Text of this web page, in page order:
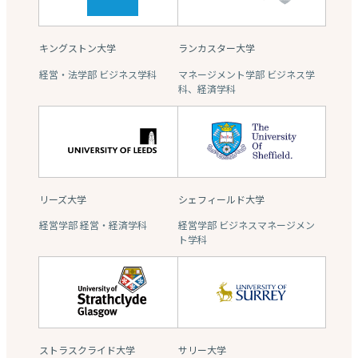
キングストン大学
経営・法学部 ビジネス学科
ランカスター大学
マネージメント学部 ビジネス学
科、経済学科
リーズ大学
経営学部 経営・経済学科
シェフィールド大学
経営学部 ビジネスマネージメン
ト学科
ストラスクライド大学
サリー大学